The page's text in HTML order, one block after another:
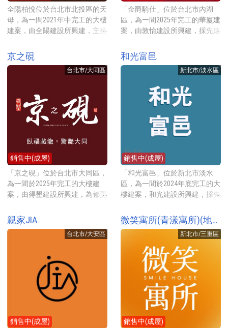
面。公設比約33.98%，提供的公
設主要集中在一樓，有一樓挑高
6米接待大廳、200坪中庭花園、
藝教室、Lounge Bar等。 建案地
點就在「央北重劃區」的央北二
站旁就是新店溪與秀朗清溪河濱
公園，騎車踏青都方便。採買可
走路15分鐘(開車3分鐘)至傳統
全聯福利中心。
廳、中庭花園、交誼廳、會議
室、閱覽室、游泳池、健身房、
桌球室、兒童遊戲區、SPA、
坡上，步行至捷運紅樹林站約8
分鐘，前方就是淡水河與77公頃
看到觀音山與淡水河的美麗景
觀，後方為新淡水高爾夫球場及
溫泉宅，捷運站對面有全家、7-
11、郵局等。
全陽柏悅位於台北市北投區的天
母，為一間2021年中完工的大樓
建案，由全陽建設所興建，主推
上，前方就是天母磺溪，位於磺
溪第一排，豪宅先驅香港P＆T
打造建築外觀，2026年開賣時每
基地約679坪，興建一棟地上21
層地下4層的大廈，規劃57、68
與80坪的3房房型，標準樓層挑
高3米45，採毛胚交屋，平均一
層3戶共用2部電梯，合計49戶住
約33%，提供的公設有一樓挑高
近7米的接待大廳，另外還有中
庭花園、空中花園、交誼廳、健
身房、瑜伽教室等。 建案對面
路二段，此路段上有榮總、振興
醫院與台北護理健康大學，街上
分鐘到石牌商城。採買的話在社
區的天母西路上步行約8分鐘有
全聯超市天母天玉店與Jason超
市。開車5分鐘到天母新光三越
與天母運動公園。
「金爵騎仕」位於台北市內湖
區，為一間2025年完工的華廈建
案，由敦怡建設所興建，採先建
房型，地點就在內湖路一段靜巷
內，2025年實價登錄(已扣車位)
每坪約93萬元起。 建案基地約
117坪，興建一棟地上6層地下2
層的電梯華廈，規劃1房(10-15
坪)與2房(16.57坪)的坪數房型，
合計共32戶住家，有1戶事務
所。公設比約38%，提供的公設
有接待大廳、健身房、瑜伽教室
靜巷內，步行4分鐘可到社區公
園九華公園，走路約17分鐘到美
麗華百貨，採買可步行7分鐘到
全聯福利中心內湖文湖店，走路
16分鐘。
京之硯
台北市/大同區
銷售中(成屋)
「京之硯」位於台北市大同區，
為一間於2025年完工的大樓建
案，由得墾建設所興建，為都更
地點就在酒泉街上，2025年預售
開賣時初估每坪牌價約89-93萬
元起。 建案基地約89坪，興建1
樓，規劃2房(21-26坪)與3房(35.7
坪)的房型，平均一層2戶共用1
部電梯，合計共17戶住家、一樓
有1戶店面。公設比約35.67%，
無特別公設。 建案地點就在酒
閒運動公園，公園內有壘球場、
和光富邑
新北市/淡水區
銷售中(成屋)
「和光富邑」位於新北市淡水
區，為一間於2024年底完工的大
樓建案，和光建設所興建，採先
數房型，地點就在新市二路三段
靜巷內，2025年開賣時每坪牌價
約31.8-34.5萬元起。 建案基地約
1085坪，興建AB2棟地上15層地
下4層的電梯大廈，規劃2房(25-
30坪)與3房(46-47坪)的坪數房
型，各棟平均一層7戶，合計共
191戶住家，一樓有6戶店面。公
設比約35.5%，提供的公設有接
待大廳等。 建案地點就在新市
二路三段靜巷內，走路幾分鐘就
親家JIA
台北市/大安區
銷售中(成屋)
微笑寓所(青漾寓所)(地上權產品)
新北市/三重區
銷售中(成屋)